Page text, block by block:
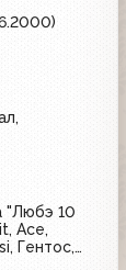
"Любэ 10
Ace,
Гентос,